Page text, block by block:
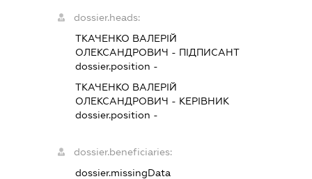
dossier.heads:
ТКАЧЕНКО ВАЛЕРІЙ
ОЛЕКСАНДРОВИЧ - ПІДПИСАНТ
dossier.position -
ТКАЧЕНКО ВАЛЕРІЙ
ОЛЕКСАНДРОВИЧ - КЕРІВНИК
dossier.position -
dossier.beneficiaries:
dossier.missingData